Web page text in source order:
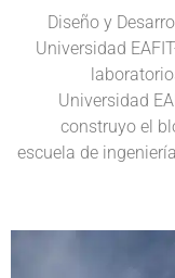
Diseño y
Universidad
Universidad
construyo el
escuela de